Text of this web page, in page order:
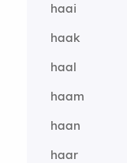
haai
haak
haal
haam
haan
haar